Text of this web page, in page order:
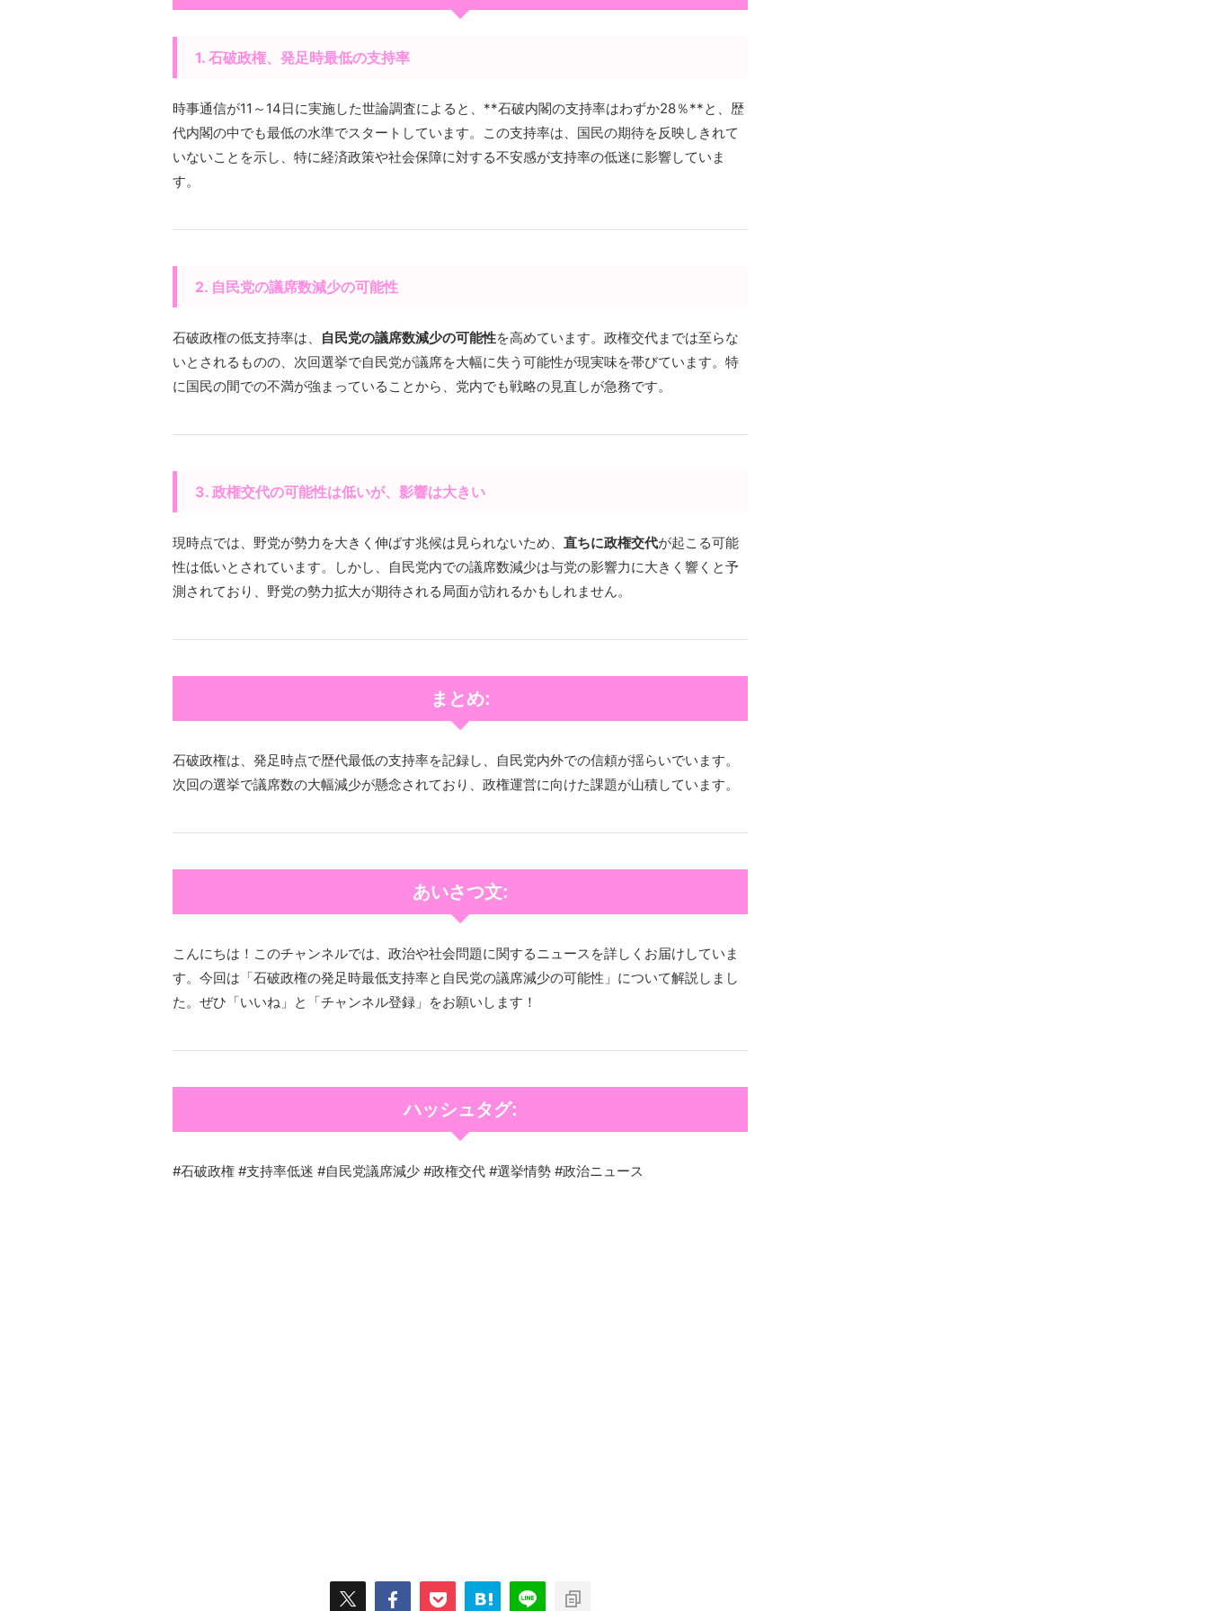
1. 石破政権、発足時最低の支持率
時事通信が11～14日に実施した世論調査によると、**石破内閣の支持率はわずか28％**と、歴
代内閣の中でも最低の水準でスタートしています。この支持率は、国民の期待を反映しきれて
いないことを示し、特に経済政策や社会保障に対する不安感が支持率の低迷に影響していま
す。
2. 自民党の議席数減少の可能性
石破政権の低支持率は、 自民党の議席数減少の可能性を高めています。政権交代までは至らな
いとされるものの、次回選挙で自民党が議席を大幅に失う可能性が現実味を帯びています。特
に国民の間での不満が強まっていることから、党内でも戦略の見直しが急務です。
3. 政権交代の可能性は低いが、影響は大きい
現時点では、野党が勢力を大きく伸ばす兆候は見られないため、 直ちに政権交代が起こる可能
性は低いとされています。しかし、自民党内での議席数減少は与党の影響力に大きく響くと予
測されており、野党の勢力拡大が期待される局面が訪れるかもしれません。
まとめ:
石破政権は、発足時点で歴代最低の支持率を記録し、自民党内外での信頼が揺らいでいます。
次回の選挙で議席数の大幅減少が懸念されており、政権運営に向けた課題が山積しています。
あいさつ文:
こんにちは！このチャンネルでは、政治や社会問題に関するニュースを詳しくお届けしていま
す。今回は「石破政権の発足時最低支持率と自民党の議席減少の可能性」について解説しまし
た。ぜひ「いいね」と「チャンネル登録」をお願いします！
ハッシュタグ:
#石破政権 #支持率低迷 #自民党議席減少 #政権交代 #選挙情勢 #政治ニュース